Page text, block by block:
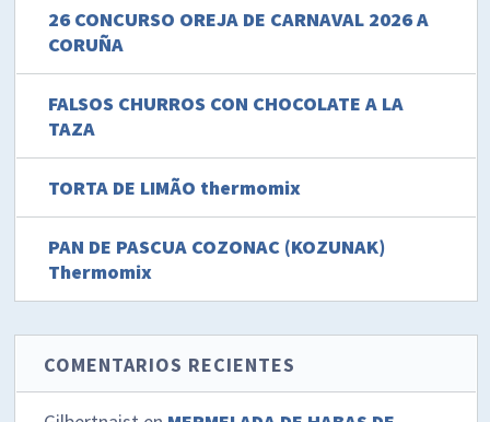
26 CONCURSO OREJA DE CARNAVAL 2026 A
CORUÑA
FALSOS CHURROS CON CHOCOLATE A LA
TAZA
TORTA DE LIMÃO thermomix
PAN DE PASCUA COZONAC (KOZUNAK)
Thermomix
COMENTARIOS RECIENTES